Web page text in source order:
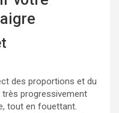
des proportions et du
très progressivement
tout en fouettant.